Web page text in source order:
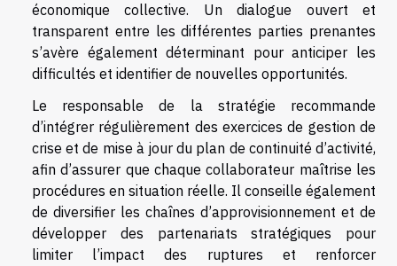
économique collective. Un dialogue ouvert et
transparent entre les différentes parties prenantes
s’avère également déterminant pour anticiper les
difficultés et identifier de nouvelles opportunités.
Le responsable de la stratégie recommande
d’intégrer régulièrement des exercices de gestion de
crise et de mise à jour du plan de continuité d’activité,
afin d’assurer que chaque collaborateur maîtrise les
procédures en situation réelle. Il conseille également
de diversifier les chaînes d’approvisionnement et de
développer des partenariats stratégiques pour
limiter l’impact des ruptures et renforcer